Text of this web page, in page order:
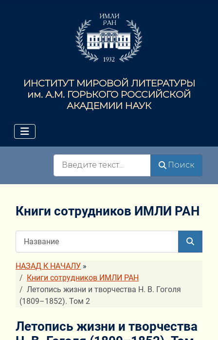
ИНСТИТУТ МИРОВОЙ ЛИТЕРАТУРЫ
им. А.М. ГОРЬКОГО РОССИЙСКОЙ
АКАДЕМИИ НАУК
Поиск
Книги сотрудников ИМЛИ РАН
НАЗАД К НАЧАЛУ »
Книги сотрудников ИМЛИ РАН
Летопись жизни и творчества Н. В. Гоголя
(1809–1852). Том 2
Летопись жизни и творчества